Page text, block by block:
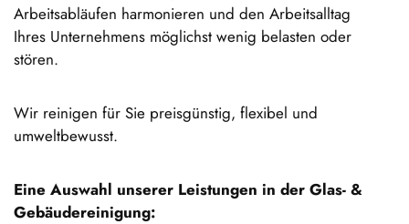
Arbeitsabläufen harmonieren und den Arbeitsalltag
Ihres Unternehmens möglichst wenig belasten oder
stören.
Wir reinigen für Sie preisgünstig, flexibel und
umweltbewusst.
Eine Auswahl unserer Leistungen in der Glas- &
Gebäudereinigung: